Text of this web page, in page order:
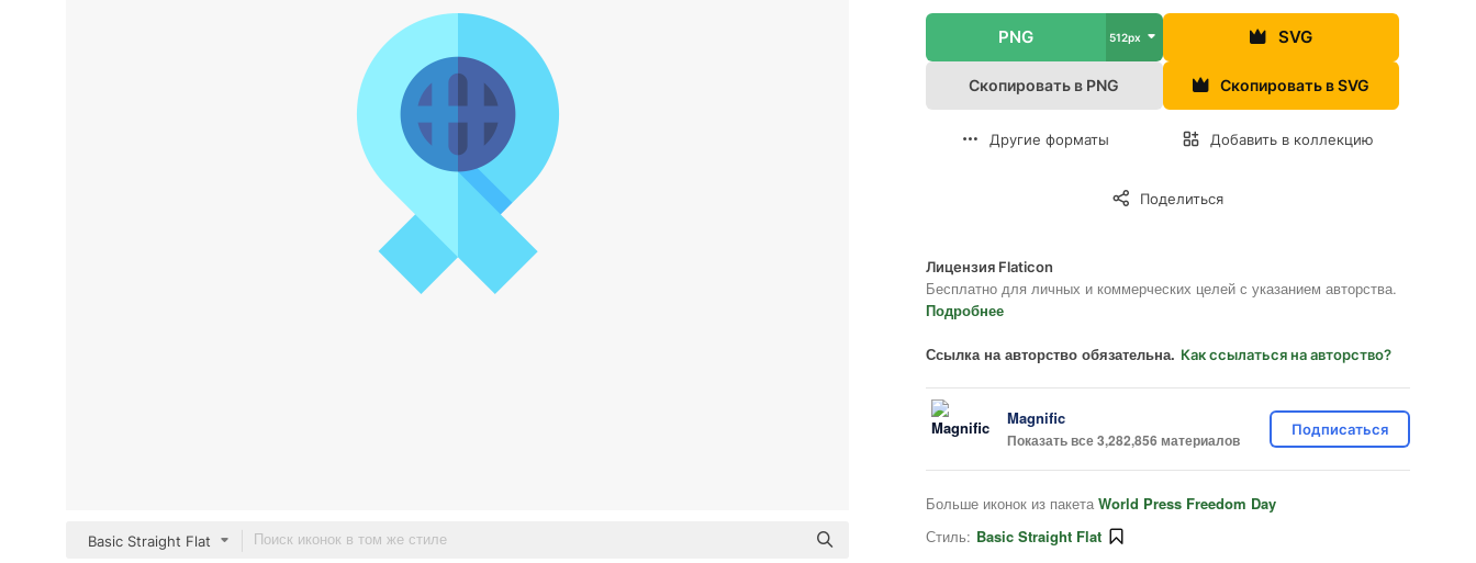
Basic Straight Flat
PNG 512px SVG
Скопировать в PNG Скопировать в SVG
Другие форматы Добавить в коллекцию
Поделиться
Лицензия Flaticon
Бесплатно для личных и коммерческих целей с указанием авторства.
Подробнее
Ссылка на авторство обязательна. Как ссылаться на авторство?
Magnific
Показать все 3,282,856 материалов
Подписаться
Больше иконок из пакета World Press Freedom Day
Стиль: Basic Straight Flat